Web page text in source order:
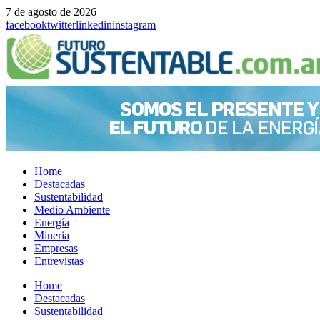
7 de agosto de 2026
facebooktwitterlinkedininstagram
Home
Destacadas
Sustentabilidad
Medio Ambiente
Energía
Mineria
Empresas
Entrevistas
Menu
Home
Destacadas
Sustentabilidad